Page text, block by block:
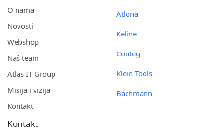
O nama
Novosti
Webshop
Naš team
Atlas IT Group
Misija i vizija
Kontakt
Atlona
Keline
Conteg
Klein Tools
Bachmann
Kontakt